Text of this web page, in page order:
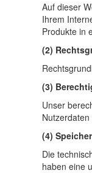
Auf dieser
Ihrem
Produkte in
(2)
(3)
Unser
(4)
Die
haben eine